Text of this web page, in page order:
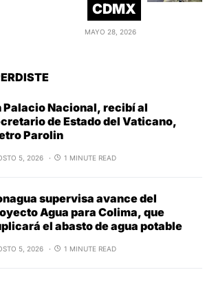
CDMX
MAYO 28, 2026
Palacio Nacional, recibí al
de Estado del Vaticano,
Parolin
5, 2026 1 MINUTE READ
supervisa avance del
Agua para Colima, que
el abasto de agua potable
5, 2026 1 MINUTE READ